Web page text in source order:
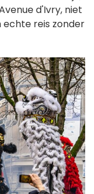
d'Ivry, niet
echte reis zonder